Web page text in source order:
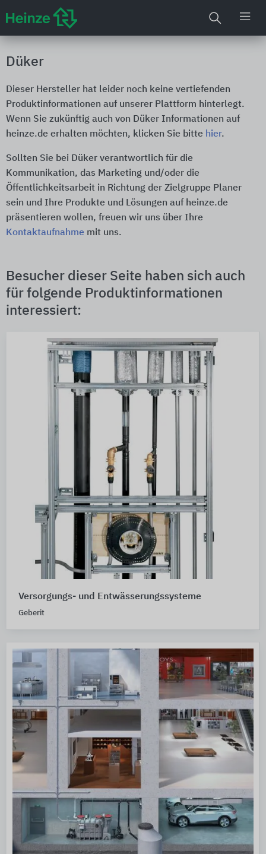
Düker
Dieser Hersteller hat leider noch keine vertiefenden
Produktinformationen auf unserer Plattform hinterlegt.
Wenn Sie zukünftig auch von Düker Informationen auf
heinze.de erhalten möchten, klicken Sie bitte hier.
Sollten Sie bei Düker verantwortlich für die
Kommunikation, das Marketing und/oder die
Öffentlichkeitsarbeit in Richtung der Zielgruppe Planer
sein und Ihre Produkte und Lösungen auf heinze.de
präsentieren wollen, freuen wir uns über Ihre
Kontaktaufnahme mit uns.
Besucher dieser Seite haben sich auch
für folgende Produktinformationen
interessiert:
Versorgungs- und Entwässerungssysteme
Geberit